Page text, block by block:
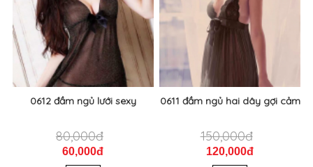
240,000đ
210,000đ
Thêm vào giỏ
150,000đ
Thêm vào giỏ